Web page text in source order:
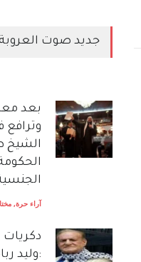
جديد صوت
بعد
وترافع
الشيخ
آراء حرة,
دكريات
:وليد